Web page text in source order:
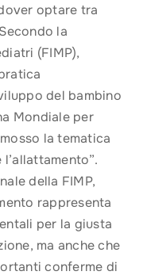
optare tra
la
(FIMP),
del bambino
Mondiale per
la tematica
della FIMP,
rappresenta
per la giusta
ma anche che
conferme di